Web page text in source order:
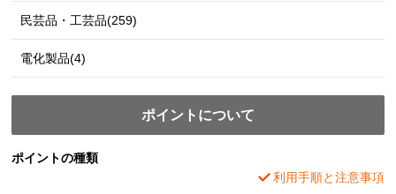
民芸品・工芸品(259)
電化製品(4)
ポイントについて
ポイントの種類
利用手順と注意事項